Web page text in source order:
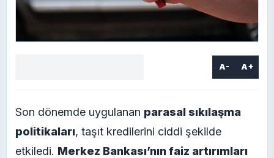
A- A+
Son dönemde uygulanan parasal sıkılaşma
politikaları, taşıt kredilerini ciddi şekilde
etkiledi. Merkez Bankası’nın faiz artırımları